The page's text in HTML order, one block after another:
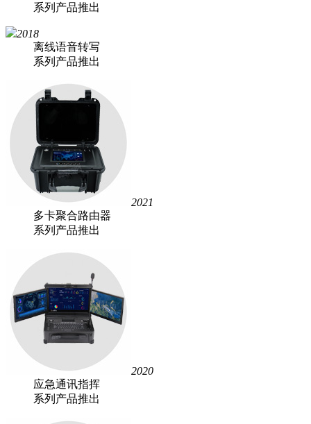
系列产品推出
2018
离线语音转写
系列产品推出
2021
多卡聚合路由器
系列产品推出
2020
应急通讯指挥
系列产品推出